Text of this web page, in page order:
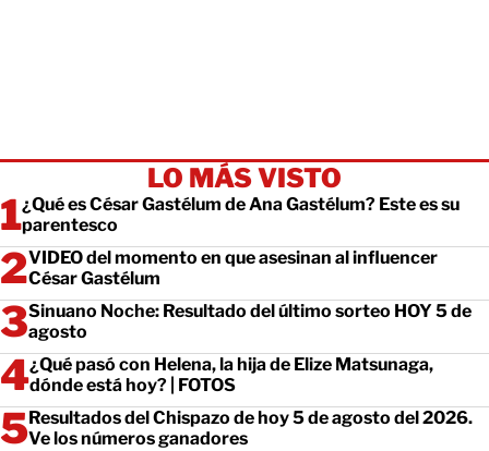
LO MÁS VISTO
¿Qué es César Gastélum de Ana Gastélum? Este es su
parentesco
VIDEO del momento en que asesinan al influencer
César Gastélum
Sinuano Noche: Resultado del último sorteo HOY 5 de
agosto
¿Qué pasó con Helena, la hija de Elize Matsunaga,
dónde está hoy? | FOTOS
Resultados del Chispazo de hoy 5 de agosto del 2026.
Ve los números ganadores